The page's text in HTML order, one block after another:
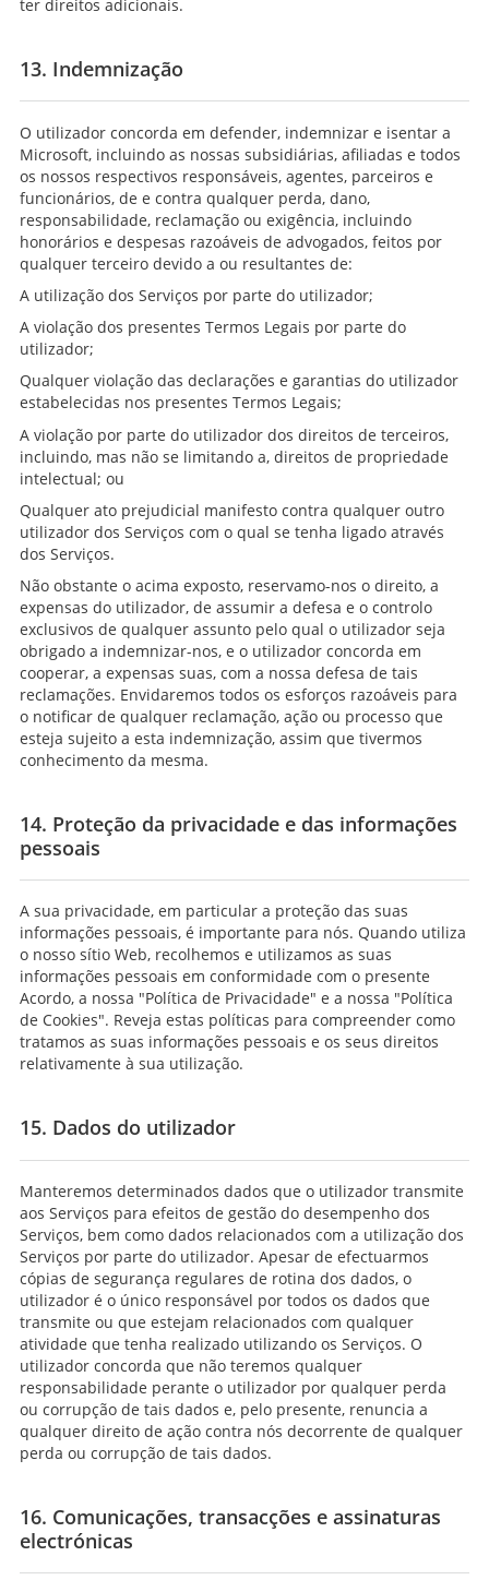
ter direitos adicionais.
13. Indemnização
O utilizador concorda em defender, indemnizar e isentar a
Microsoft, incluindo as nossas subsidiárias, afiliadas e todos
os nossos respectivos responsáveis, agentes, parceiros e
funcionários, de e contra qualquer perda, dano,
responsabilidade, reclamação ou exigência, incluindo
honorários e despesas razoáveis de advogados, feitos por
qualquer terceiro devido a ou resultantes de:
A utilização dos Serviços por parte do utilizador;
A violação dos presentes Termos Legais por parte do
utilizador;
Qualquer violação das declarações e garantias do utilizador
estabelecidas nos presentes Termos Legais;
A violação por parte do utilizador dos direitos de terceiros,
incluindo, mas não se limitando a, direitos de propriedade
intelectual; ou
Qualquer ato prejudicial manifesto contra qualquer outro
utilizador dos Serviços com o qual se tenha ligado através
dos Serviços.
Não obstante o acima exposto, reservamo-nos o direito, a
expensas do utilizador, de assumir a defesa e o controlo
exclusivos de qualquer assunto pelo qual o utilizador seja
obrigado a indemnizar-nos, e o utilizador concorda em
cooperar, a expensas suas, com a nossa defesa de tais
reclamações. Envidaremos todos os esforços razoáveis para
o notificar de qualquer reclamação, ação ou processo que
esteja sujeito a esta indemnização, assim que tivermos
conhecimento da mesma.
14. Proteção da privacidade e das informações
pessoais
A sua privacidade, em particular a proteção das suas
informações pessoais, é importante para nós. Quando utiliza
o nosso sítio Web, recolhemos e utilizamos as suas
informações pessoais em conformidade com o presente
Acordo, a nossa "Política de Privacidade" e a nossa "Política
de Cookies". Reveja estas políticas para compreender como
tratamos as suas informações pessoais e os seus direitos
relativamente à sua utilização.
15. Dados do utilizador
Manteremos determinados dados que o utilizador transmite
aos Serviços para efeitos de gestão do desempenho dos
Serviços, bem como dados relacionados com a utilização dos
Serviços por parte do utilizador. Apesar de efectuarmos
cópias de segurança regulares de rotina dos dados, o
utilizador é o único responsável por todos os dados que
transmite ou que estejam relacionados com qualquer
atividade que tenha realizado utilizando os Serviços. O
utilizador concorda que não teremos qualquer
responsabilidade perante o utilizador por qualquer perda
ou corrupção de tais dados e, pelo presente, renuncia a
qualquer direito de ação contra nós decorrente de qualquer
perda ou corrupção de tais dados.
16. Comunicações, transacções e assinaturas
electrónicas